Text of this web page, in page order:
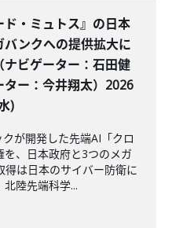
ド・ミュトス』の日本
バンクへの提供拡大に
ナビゲーター：石田健
ター：今井翔太）2026
)
が開発した先端AI「クロ
、日本政府と3つのメガ
は日本のサイバー防衛に
陸先端科学...